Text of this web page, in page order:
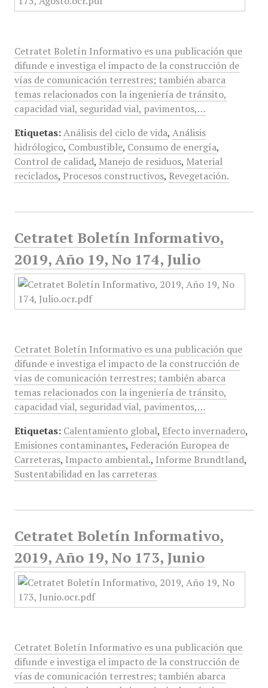
Cetratet Boletín Informativo es una publicación que
difunde e investiga el impacto de la construcción de
vías de comunicación terrestres; también abarca
temas relacionados con la ingeniería de tránsito,
capacidad vial, seguridad vial, pavimentos,…
Etiquetas: Análisis del ciclo de vida, Análisis
hidrólogico, Combustible, Consumo de energía,
Control de calidad, Manejo de residuos, Material
reciclados, Procesos constructivos, Revegetación.
Cetratet Boletín Informativo,
2019, Año 19, No 174, Julio
Cetratet Boletín Informativo es una publicación que
difunde e investiga el impacto de la construcción de
vías de comunicación terrestres; también abarca
temas relacionados con la ingeniería de tránsito,
capacidad vial, seguridad vial, pavimentos,…
Etiquetas: Calentamiento global, Efecto invernadero,
Emisiones contaminantes, Federación Europea de
Carreteras, Impacto ambiental., Informe Brundtland,
Sustentabilidad en las carreteras
Cetratet Boletín Informativo,
2019, Año 19, No 173, Junio
Cetratet Boletín Informativo es una publicación que
difunde e investiga el impacto de la construcción de
vías de comunicación terrestres; también abarca